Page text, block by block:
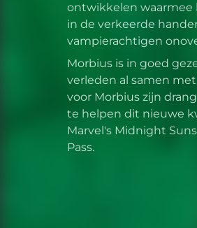
ontwikkelen waarmee
in de verkeerde
vampierachtigen
Morbius is in goed
verleden al samen
voor Morbius zijn
te helpen dit nieuwe
Marvel's Midnight
Pass.